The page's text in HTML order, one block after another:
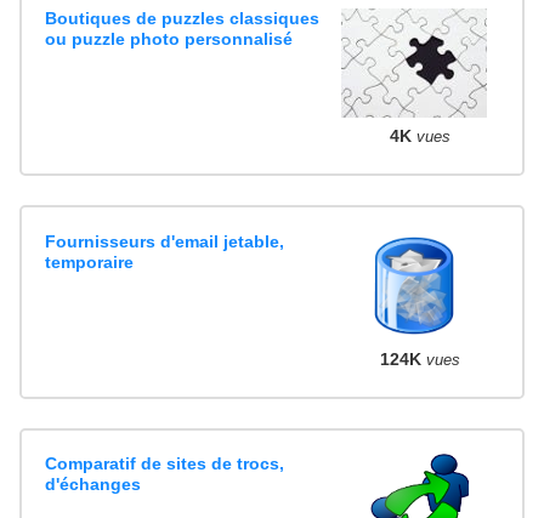
Boutiques de puzzles classiques
ou puzzle photo personnalisé
4K vues
Fournisseurs d'email jetable,
temporaire
124K vues
Comparatif de sites de trocs,
d'échanges